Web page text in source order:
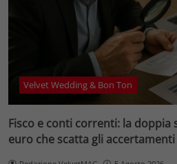
Velvet Wedding & Bon Ton
Fisco e conti correnti: la doppia
euro che scatta gli accertamenti